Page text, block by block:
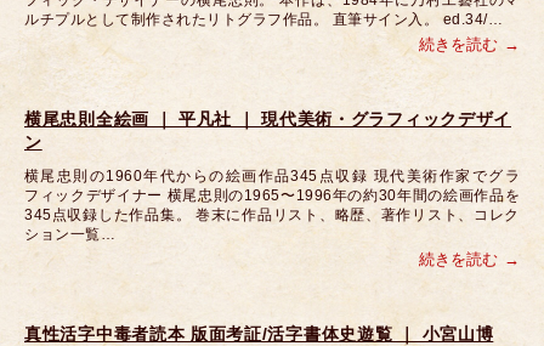
ルチプルとして制作されたリトグラフ作品。 直筆サイン入。 ed.34/…
続きを読む
横尾忠則全絵画 ｜ 平凡社 ｜ 現代美術・グラフィックデザイ
ン
横尾忠則の1960年代からの絵画作品345点収録 現代美術作家でグラ
フィックデザイナー 横尾忠則の1965〜1996年の約30年間の絵画作品を
345点収録した作品集。 巻末に作品リスト、略歴、著作リスト、コレク
ション一覧…
続きを読む
真性活字中毒者読本 版面考証/活字書体史遊覧 ｜ 小宮山博